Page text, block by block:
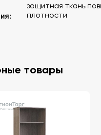
защитная ткань
плотности
товары